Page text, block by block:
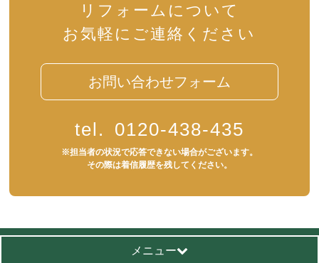
リフォームについて
お気軽にご連絡ください
お問い合わせフォーム
tel. 0120-438-435
※担当者の状況で応答できない場合がございます。
その際は着信履歴を残してください。
メニュー